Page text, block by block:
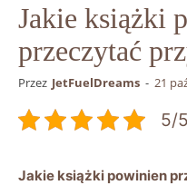
Jakie książki
przeczytać
Przez JetFuelDreams - 21
5/
Jakie⁣ książki powinien